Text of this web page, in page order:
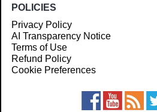
POLICIES
Privacy Policy
AI Transparency Notice
Terms of Use
Refund Policy
Cookie Preferences